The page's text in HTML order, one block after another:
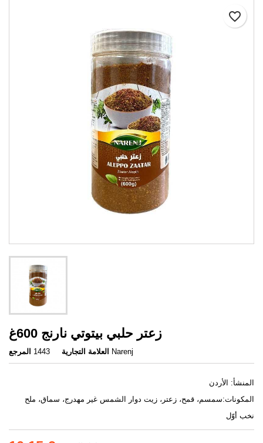
زعتر حلبي بيتوتي نارنج 600غ
المرجع 1443 العلامة التجارية Narenj
المنشأ: الأردن
المكونات:سمسم، قمح، زعتر، زيت دوار الشمس غير مهدرج، سماق، ملح
نخب أوّل
favorite_border